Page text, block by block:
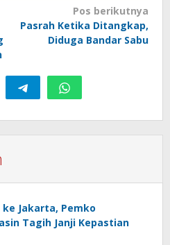
Pos berikutnya
Pasrah Ketika Ditangkap,
Diduga Bandar Sabu
Jakarta, Pemko
Tagih Janji Kepastian